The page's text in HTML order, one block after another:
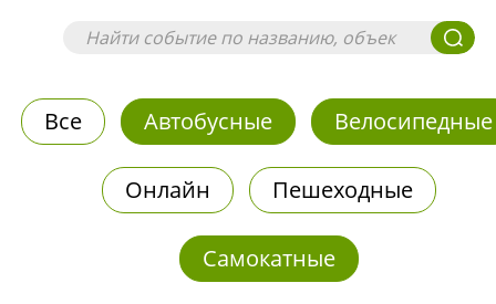
Все Автобусные Велосипедные
Онлайн Пешеходные
Самокатные